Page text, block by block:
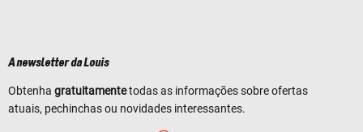
A newsletter da Louis
Obtenha gratuitamentetodas as informações sobre ofertas
atuais, pechinchas ou novidades interessantes.